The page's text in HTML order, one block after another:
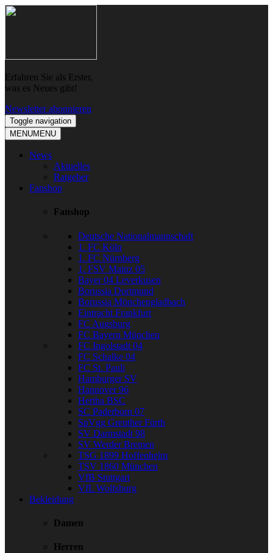
Skip
Skip
Erfahren Sie als Erster,
was es Neues gibt!
Newsletter abonnieren
Toggle navigation
MENUMENU
News
Aktuelles
Ratgeber
Fanshop
Fanshop
Deutsche Nationalmannschaft
1. FC Köln
1. FC Nürnberg
1. FSV Mainz 05
Bayer 04 Leverkusen
Borussia Dortmund
Borussia Mönchengladbach
Eintracht Frankfurt
FC Augsburg
FC Bayern München
FC Ingolstadt 04
FC Schalke 04
FC St. Pauli
Hamburger SV
Hannover 96
Hertha BSC
SC Paderborn 07
SpVgg Greuther Fürth
SV Darmstadt 98
SV Werder Bremen
TSG 1899 Hoffenheim
TSV 1860 München
VfB Stuttgart
VfL Wolfsburg
Bekleidung
Damen
Herren